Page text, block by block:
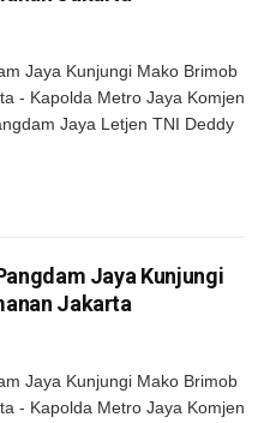
Jaya Kunjungi Mako Brimob
- Kapolda Metro Jaya Komjen
Jaya Letjen TNI Deddy
Jaya Kunjungi
Jakarta
Jaya Kunjungi Mako Brimob
- Kapolda Metro Jaya Komjen